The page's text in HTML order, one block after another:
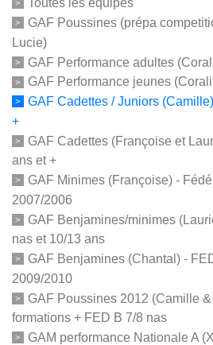
Toutes les équipes
GAF Poussines (prépa
Lucie)
GAF Performance adultes
GAF Performance jeunes
GAF Cadettes / Juniors
+
GAF Cadettes (Françoise et
ans et +
GAF Minimes (Françoise) -
2007/2006
GAF Benjamines/minimes
nas et 10/13 ans
GAF Benjamines (Chantal) -
2009/2010
GAF Poussines 2012 (Camille
formations + FED B 7/8 nas
GAM performance Nationale A